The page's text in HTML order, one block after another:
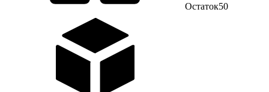
Остаток50